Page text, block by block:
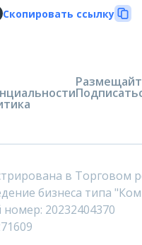
Скопировать ссылку
в Торговом
бизнеса типа
20232404370